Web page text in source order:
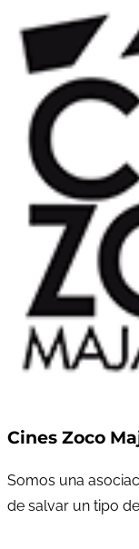
Cines Zoco
Somos una
de salvar un tipo